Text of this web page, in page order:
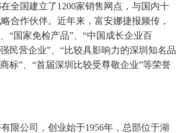
全国建立了1200家销售网点，与国内十
合作伙伴。近年来，富安娜捷报频传，
“国家免检产品”、“中国成长企业百
民营企业”、“比较具影响力的深圳知名品
标”、“首届深圳比较受尊敬企业”等荣誉
限公司，创业始于1956年，总部位于湖